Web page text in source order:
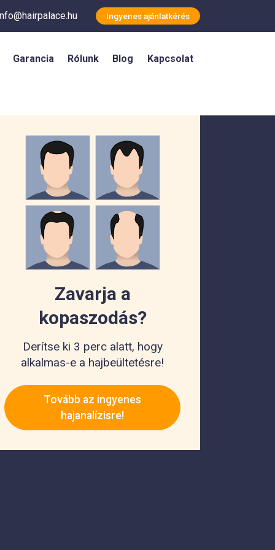
Ingyenes ajánlatkérés
Garancia Rólunk Blog Kapcsolat
Zavarja a
kopaszodás?
Derítse ki 3 perc alatt, hogy
alkalmas-e a hajbeültetésre!
Tovább az ingyenes
hajanalízisre!